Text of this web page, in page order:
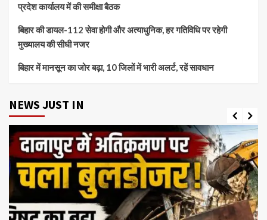
प्रदेश कार्यालय में की समीक्षा बैठक
बिहार की डायल-112 सेवा होगी और अत्याधुनिक, हर गतिविधि पर रहेगी
मुख्यालय की सीधी नजर
बिहार में मानसून का जोर बढ़ा, 10 जिलों में भारी अलर्ट, रहें सावधान
NEWS JUST IN